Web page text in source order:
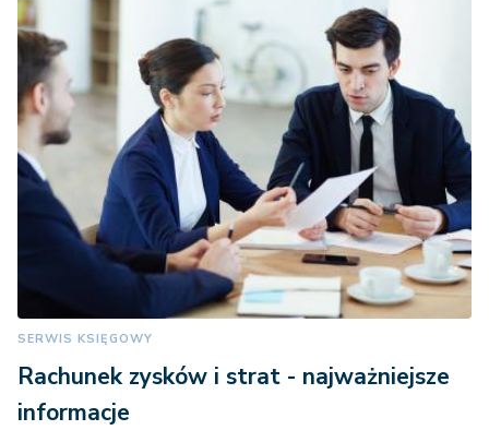
SERWIS KSIĘGOWY
Rachunek zysków i strat - najważniejsze
informacje